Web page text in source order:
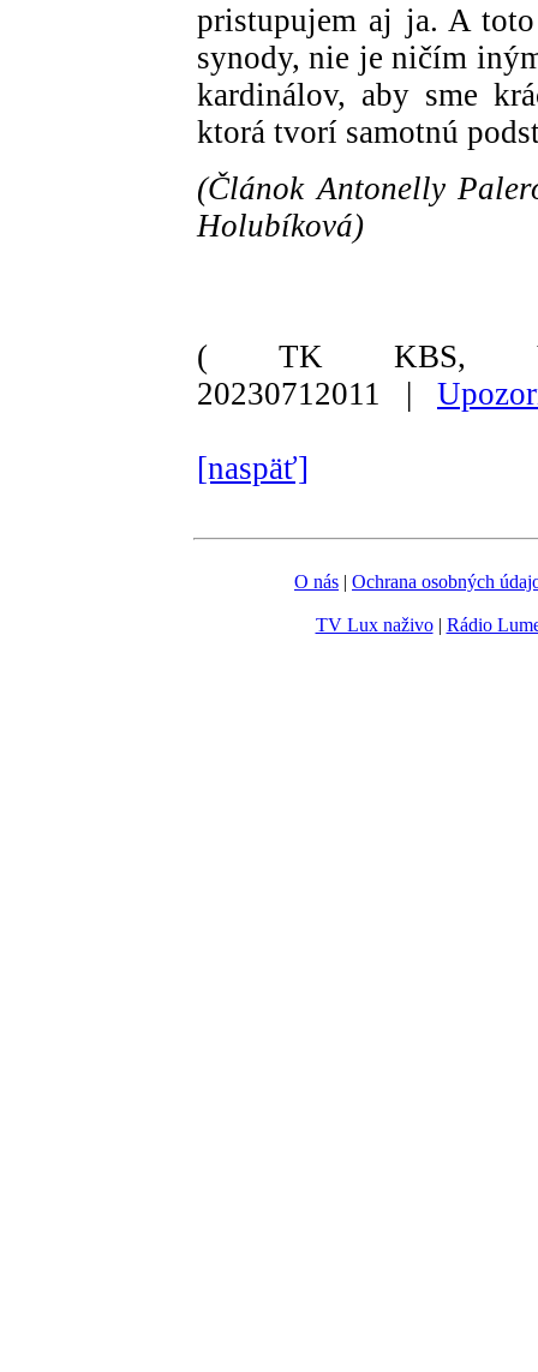
pristupujem aj ja. A
synody, nie je ničím
kardinálov, aby sme
ktorá tvorí samotnú
(Článok Antonelly
Holubíková)
( TK KBS,
20230712011 |
[naspäť]
O nás | Ochrana osobných
TV Lux naživo| Rádio